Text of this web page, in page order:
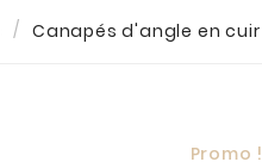
Canapés d'angle en cuir
Promo !